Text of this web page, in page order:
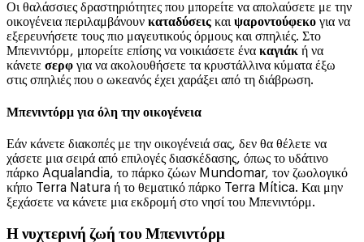
Οι θαλάσσιες δραστηριότητες που μπορείτε να απολαύσετε με την
οικογένεια περιλαμβάνουν καταδύσεις καιψαροντούφεκο για να
εξερευνήσετε τους πιο μαγευτικούς όρμους και σπηλιές. Στο
Μπενιντόρμ, μπορείτε επίσης να νοικιάσετε ένα καγιάκ ή να
κάνετε σερφ για να ακολουθήσετε τα κρυστάλλινα κύματα έξω
στις σπηλιές που ο ωκεανός έχει χαράξει από τη διάβρωση.
Μπενιντόρμ για όλη την οικογένεια
Εάν κάνετε διακοπές με την οικογένειά σας, δεν θα θέλετε να
χάσετε μια σειρά από επιλογές διασκέδασης, όπως το υδάτινο
πάρκο Aqualandia, το πάρκο ζώων Mundomar, τον ζωολογικό
κήπο Terra Natura ή το θεματικό πάρκο Terra Mítica. Και μην
ξεχάσετε να κάνετε μια εκδρομή στο νησί του Μπενιντόρμ.
Η νυχτερινή ζωή του Μπενιντόρμ